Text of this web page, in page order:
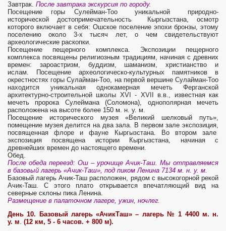
Завтрак. После завтрака экскурсия по городу.
Посещение горы Сулейман-Тоо уникальной природно-
исторической достопримечательность Кыргызстана, осмотр
которого включает в себя: Ошское поселение эпохи бронзы, этому
поселению около 3-х тысяч лет, о чем свидетельствуют
археологические раскопки.
Посещение пещерного комплекса. Экспозиции пещерного
комплекса посвящены религиозным традициям, начиная с древних
времен: зароастризм, буддизм, шаманизм, христианство и
ислам. Посещение археологическо-культурных памятников в
окрестностях горы Сулайман-Тоо, на первой вершине Сулайман-Тоо
находится уникальная однокамерная мечеть Ферганской
архитектурно-строительной школы ХVI - XVII в.в., известная как
мечеть пророка Сулеймана (Соломона), однополярная мечеть
расположена на высоте более 150 м. н. у. м.
Посещение исторического музея
«Великий шелковый путь»,
помещение музея делится на два зала. В первом зале экспозиция,
посвященная флоре и фауне Кыргызстана. Во втором зале
экспозиция посвящена истории Кыргызстана, начиная с
древнейших времен до настоящего времени.
Обед.
После обеда переезд: Ош – урочище Ачик-Таш. Мы отправляемся
в базовый лагерь «Ачик-Таш», под пиком Ленина 7134 м. н. у. м.
Базовый лагерь Ачик-Таш расположен, рядом с высокогорной рекой
Ачик-Таш. С этого плато открывается впечатляющий вид на
северные склоны пика Ленина.
Размещение в палаточном лагере, ужин, ночлег.
День 10. Базовый лагерь «АчикТаш» – лагерь № 1 4400 м. н.
у. м. (12 км, 5 - 6 часов. + 800 м).